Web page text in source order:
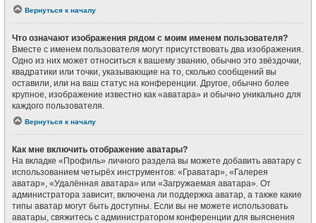
Вернуться к началу
Что означают изображения рядом с моим именем пользователя?
Вместе с именем пользователя могут присутствовать два изображения.
Одно из них может относиться к вашему званию, обычно это звёздочки,
квадратики или точки, указывающие на то, сколько сообщений вы
оставили, или на ваш статус на конференции. Другое, обычно более
крупное, изображение известно как «аватара» и обычно уникально для
каждого пользователя.
Вернуться к началу
Как мне включить отображение аватары?
На вкладке «Профиль» личного раздела вы можете добавить аватару с
использованием четырёх инструментов: «Граватар», «Галерея
аватар», «Удалённая аватара» или «Загружаемая аватара». От
администратора зависит, включена ли поддержка аватар, а также какие
типы аватар могут быть доступны. Если вы не можете использовать
аватары, свяжитесь с администратором конференции для выяснения